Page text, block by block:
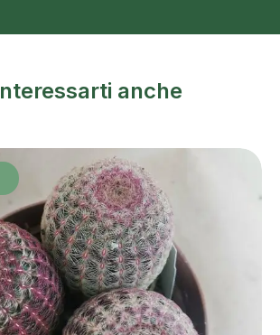
anche